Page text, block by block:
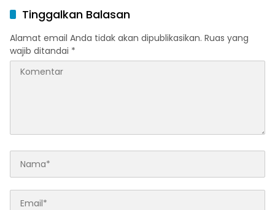
Peringkat Pratama
Tinggalkan Balasan
Alamat email Anda tidak akan dipublikasikan. Ruas yang
wajib ditandai *